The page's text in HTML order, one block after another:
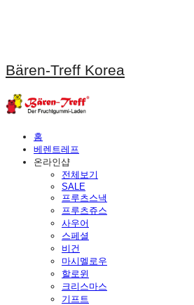
Bären-Treff Korea
홈
베렌트레프
온라인샵
전체보기
SALE
프루츠스낵
프루츠쥬스
사우어
스페셜
비건
마시멜로우
할로윈
크리스마스
기프트